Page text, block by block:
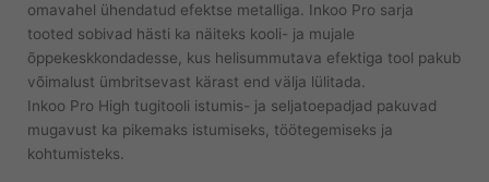
omavahel ühendatud efektse metalliga. Inkoo Pro sarja
tooted sobivad hästi ka näiteks kooli- ja mujale
õppekeskkondadesse, kus helisummutava efektiga tool pakub
võimalust ümbritsevast kärast end välja lülitada.
Inkoo Pro High tugitooli istumis- ja seljatoepadjad pakuvad
mugavust ka pikemaks istumiseks, töötegemiseks ja
kohtumisteks.